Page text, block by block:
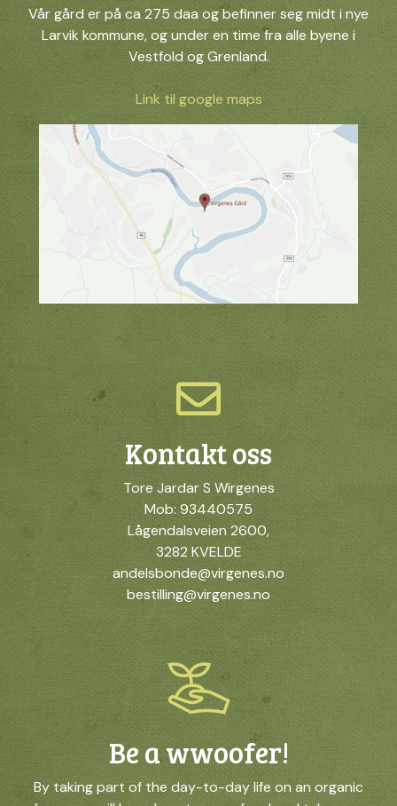
Vår gård er på ca 275 daa og befinner seg midt i nye
Larvik kommune, og under en time fra alle byene i
Vestfold og Grenland.
Link til google maps
Kontakt oss
Tore Jardar S Wirgenes
Mob: 93440575
Lågendalsveien 2600,
3282 KVELDE
andelsbonde@virgenes.no
bestilling@virgenes.no
Be a wwoofer!
By taking part of the day-to-day life on an organic